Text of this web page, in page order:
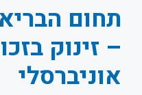
תחום
– זינוק
אוניברסלי